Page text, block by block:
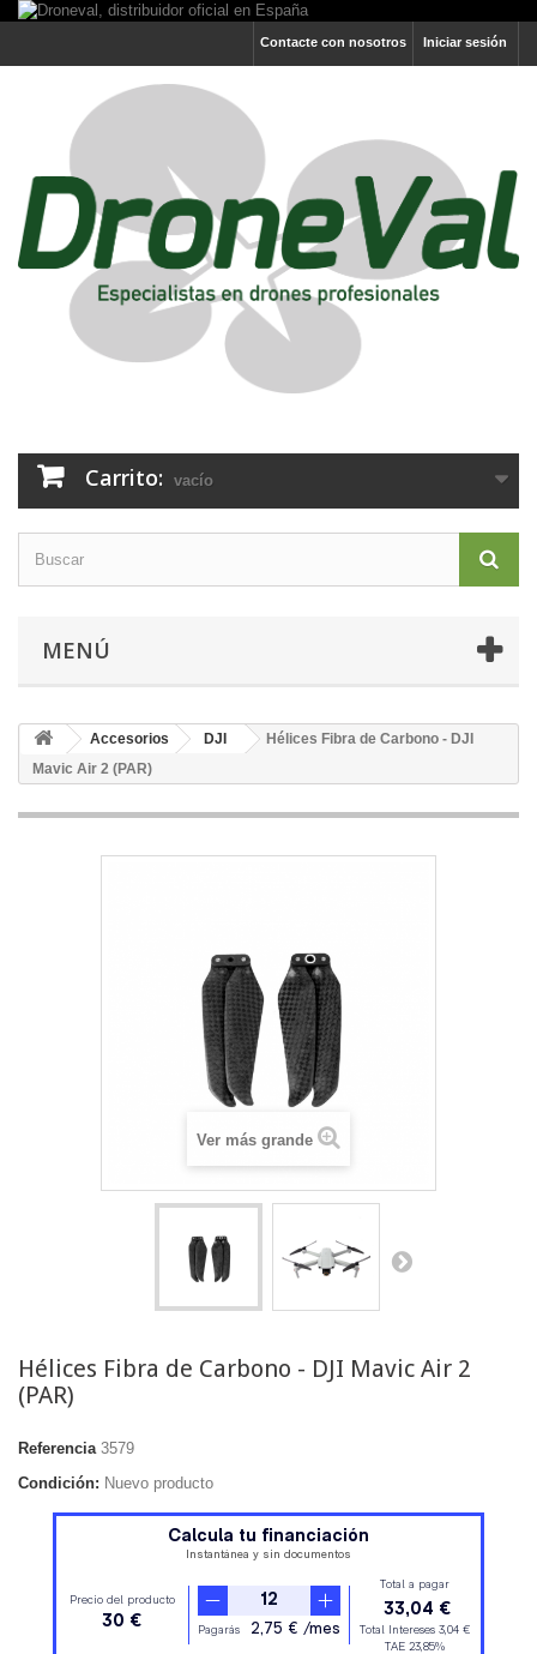
Iniciar sesión
Contacte con nosotros
Carrito: vacío
MENÚ
Accesorios DJI
Hélices Fibra de Carbono - DJI
Mavic Air 2 (PAR)
Ver más grande
Hélices Fibra de Carbono - DJI Mavic Air 2
(PAR)
Referencia 3579
Condición: Nuevo producto